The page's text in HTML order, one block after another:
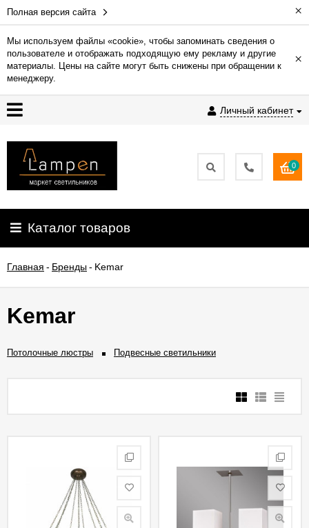
Полная версия сайта ×
Мы используем файлы «cookie», чтобы запоминать сведения о
пользователе и отображать подходящую ему рекламу и другие
материалы. Цены на сайте могут быть снижены при обращении к
менеджеру.
×
Личный кабинет
Гарантия
Доставка
и
Контакты
освещения
О
0
Каталог товаров
Главная - Бренды- Kemar
Kemar
Потолочные люстры Подвесные светильники